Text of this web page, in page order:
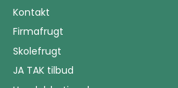
Kontakt
Firmafrugt
Skolefrugt
JA TAK tilbud